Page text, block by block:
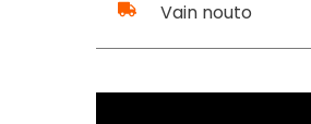
Vain nouto